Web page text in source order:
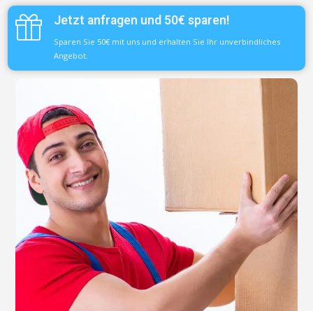
Jetzt anfragen und 50€ sparen!
Sparen Sie 50€ mit uns und erhalten Sie Ihr unverbindliches
Angebot.